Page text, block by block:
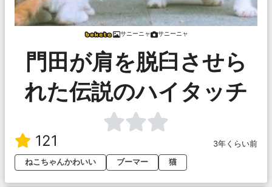
サニーニャ サニーニャ
門田が肩を脱臼させら
れた伝説のハイタッチ
121
3年くらい前
ねこちゃんかわいい
ブーマー 猫